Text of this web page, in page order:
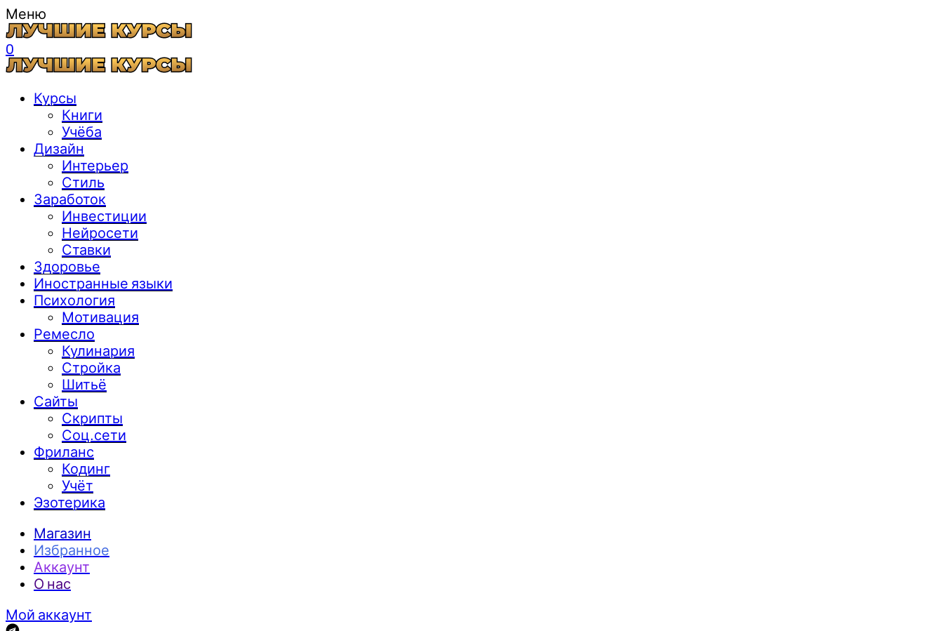
Меню
0
Курсы
Книги
Учёба
Дизайн
Интерьер
Стиль
Заработок
Инвестиции
Нейросети
Ставки
Здоровье
Иностранные языки
Психология
Мотивация
Ремесло
Кулинария
Стройка
Шитьё
Сайты
Скрипты
Соц.сети
Фриланс
Кодинг
Учёт
Эзотерика
Магазин
Избранное
Аккаунт
О нас
Мой аккаунт